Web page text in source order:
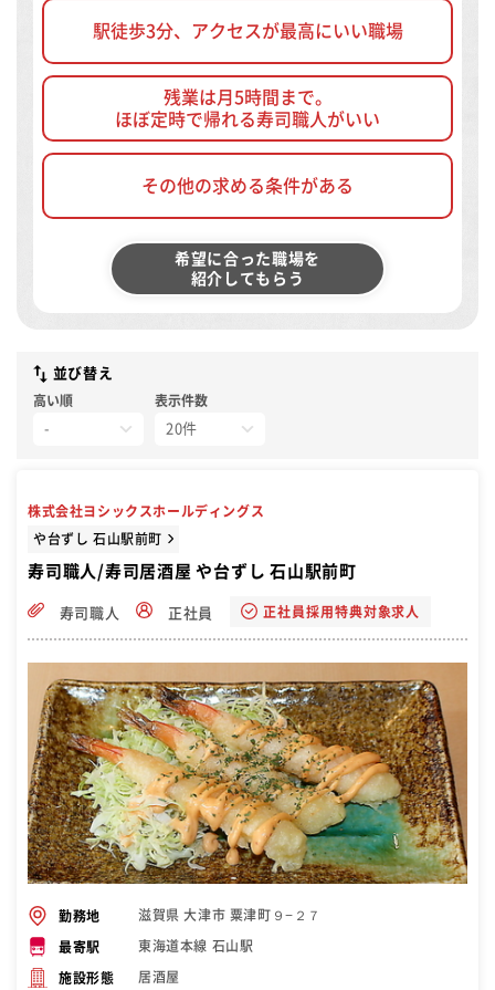
駅徒歩3分、アクセスが最高にいい職場
残業は月5時間まで。
ほぼ定時で帰れる寿司職人がいい
その他の求める条件がある
希望に合った職場を
紹介してもらう
並び替え
高い順 表示件数
株式会社ヨシックスホールディングス
や台ずし 石山駅前町
寿司職人/寿司居酒屋 や台ずし 石山駅前町
寿司職人 正社員 正社員採用特典対象求人
勤務地 滋賀県 大津市 粟津町９−２７
最寄駅 東海道本線 石山駅
施設形態 居酒屋